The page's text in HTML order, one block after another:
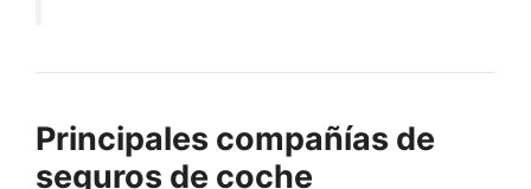
Principales compañías de
seguros de coche